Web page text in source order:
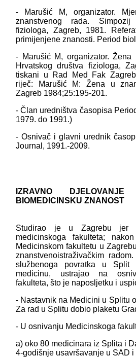
- Marušić M, organizator.
znanstvenog rada. Simpozij
fiziologa, Zagreb, 1981.
primijenjene znanosti. Period
- Marušić M, organizator. Žena
Hrvatskog društva fiziologa,
tiskani u Rad Med Fak
riječ: Marušić M: Žena u
Zagreb 1984;25:195‑201.
- Član uredništva časopisa
1979. do 1991.)
- Osnivač i glavni urednik
Journal, 1991.-2009.
IZRAVNO
BIOMEDICINSKU ZNANOST
Studirao je u Zagrebu
medicinskoga fakulteta;
Medicinskom fakultetu u
znanstvenoistraživačkim
službenoga povratka u Split
medicinu, ustrajao na
fakulteta, što je naposljetku i
- Nastavnik na Medicini u Splitu
Za rad u Splitu dobio plaketu
- U osnivanju Medicinskoga
a) oko 80 medicinara iz Splita i
4-godišnje usavršavanje u SAD i